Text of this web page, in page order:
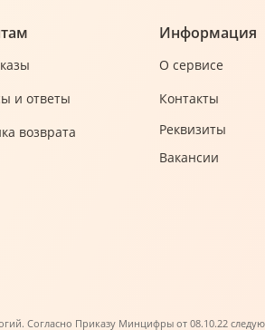
и ответы
возврата
Информация
О сервисе
Контакты
Реквизиты
Вакансии
Согласно Приказу Минцифры от 08.10.22